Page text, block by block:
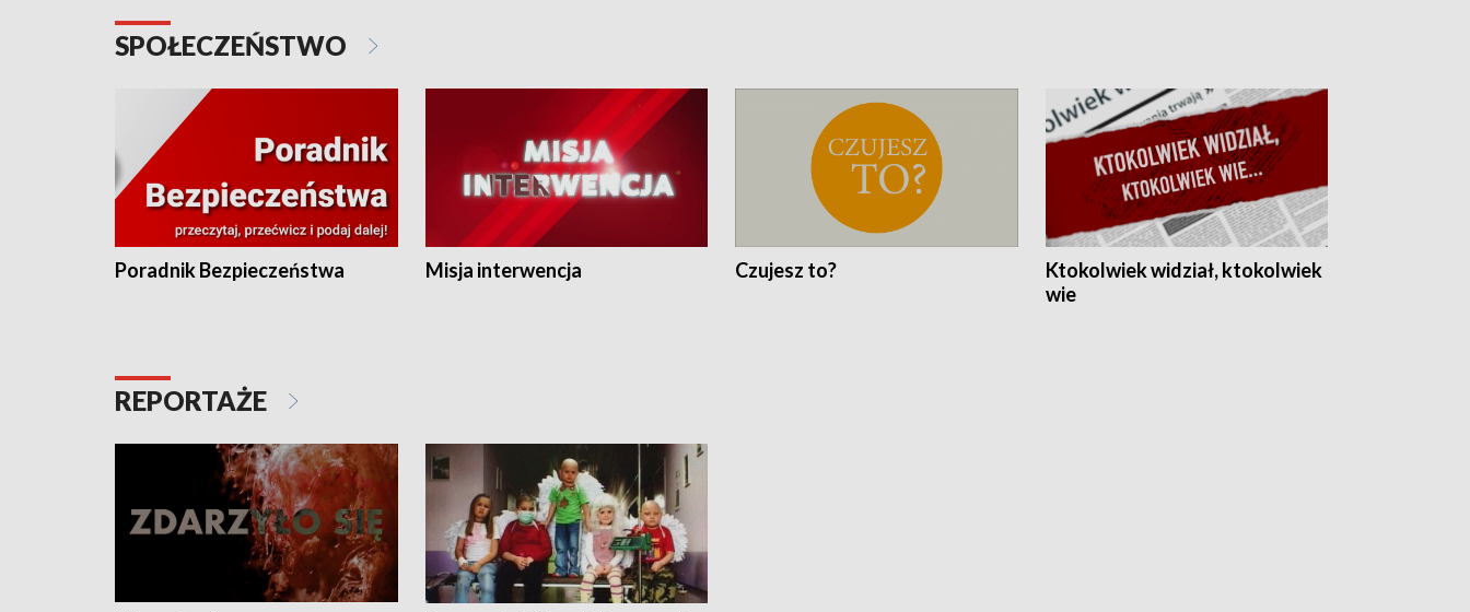
SPOŁECZEŃSTWO
Poradnik Bezpieczeństwa Misja interwencja Czujesz to?
Ktokolwiek widział, ktokolwiek
wie
REPORTAŻE